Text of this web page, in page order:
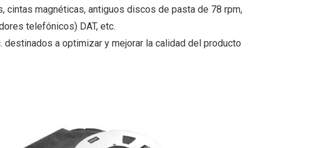
magnéticas, antiguos discos de pasta de 78 rpm,
telefónicos) DAT, etc.
a optimizar y mejorar la calidad del producto